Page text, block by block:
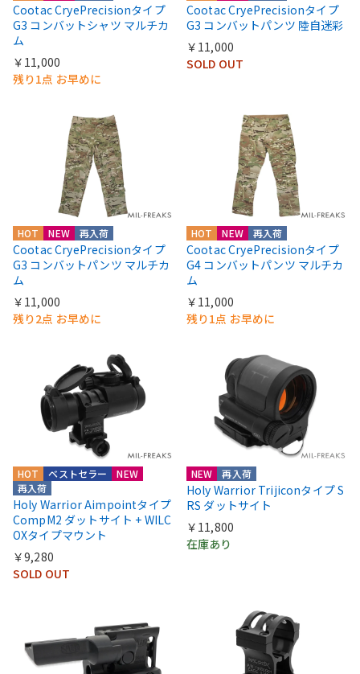
Cootac CryePrecisionタイプ
G3 コンバットシャツ マルチカ
ム
￥11,000
残り1点 お早めに
Cootac CryePrecisionタイプ
G3 コンバットパンツ 陸自迷彩
￥11,000
SOLD OUT
HOT NEW 再入荷
Cootac CryePrecisionタイプ
G3 コンバットパンツ マルチカ
ム
￥11,000
残り2点 お早めに
HOT NEW 再入荷
Cootac CryePrecisionタイプ
G4 コンバットパンツ マルチカ
ム
￥11,000
残り1点 お早めに
HOT
NEW
再入荷
ベストセラー
Holy Warrior Aimpointタイプ
CompM2 ダットサイト + WILC
OXタイプマウント
￥9,280
SOLD OUT
NEW 再入荷
Holy Warrior Trijiconタイプ S
RS ダットサイト
￥11,800
在庫あり